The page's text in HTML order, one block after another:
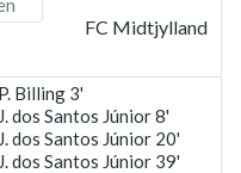
FC Midtjylland
P. Billing 3'
J. dos Santos Júnior 8'
J. dos Santos Júnior 20'
J. dos Santos Júnior 39'